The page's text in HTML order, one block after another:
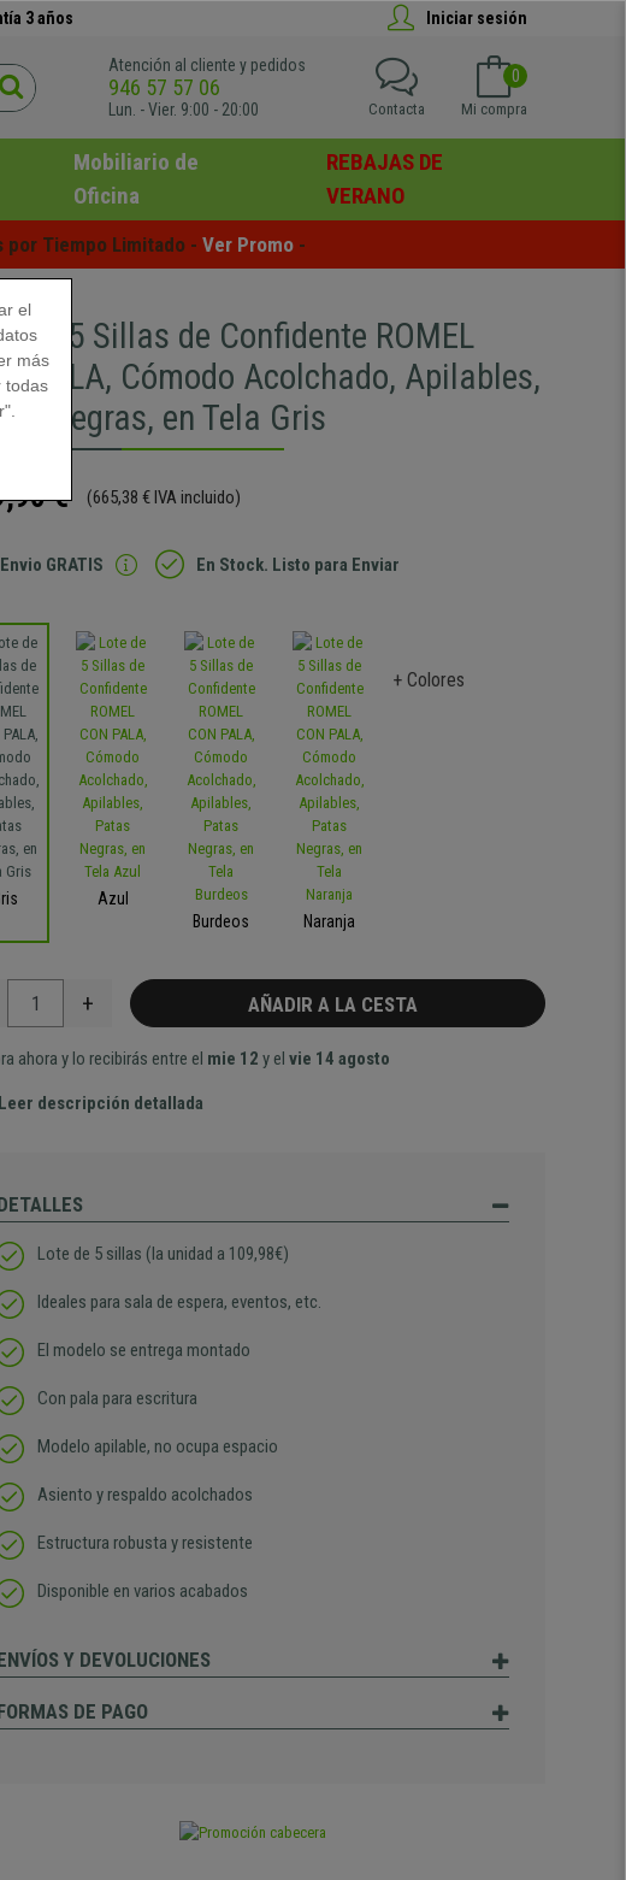
3 años Iniciar sesión
Atención al cliente y pedidos
946 57 57 06
Lun. - Vier. 9:00 - 20:00
0
Mi compra
Contacta
Mobiliario de
Oficina
REBAJAS DE
VERANO
por Tiempo Limitado - Ver Promo -
de 5 Sillas de Confidente ROMEL
PALA, Cómodo Acolchado, Apilables,
Negras, en Tela Gris
€ (665,38 € IVA incluido)
Envio GRATIS En Stock. Listo para Enviar
Azul
Burdeos
Naranja
+ Colores
+ AÑADIR A LA CESTA
ahora y lo recibirás entre el mie 12 y elvie 14 agosto
Leer descripción detallada
Lote de 5 sillas (la unidad a 109,98€)
Ideales para sala de espera, eventos, etc.
El modelo se entrega montado
Con pala para escritura
Modelo apilable, no ocupa espacio
Asiento y respaldo acolchados
Estructura robusta y resistente
Disponible en varios acabados
Y DEVOLUCIONES
DE PAGO
el
más
todas